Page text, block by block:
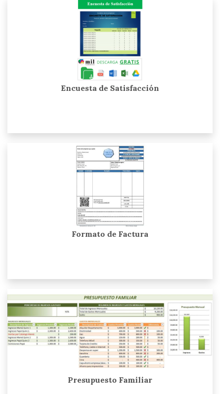
Encuesta de Satisfacción
Formato de Factura
Presupuesto Familiar